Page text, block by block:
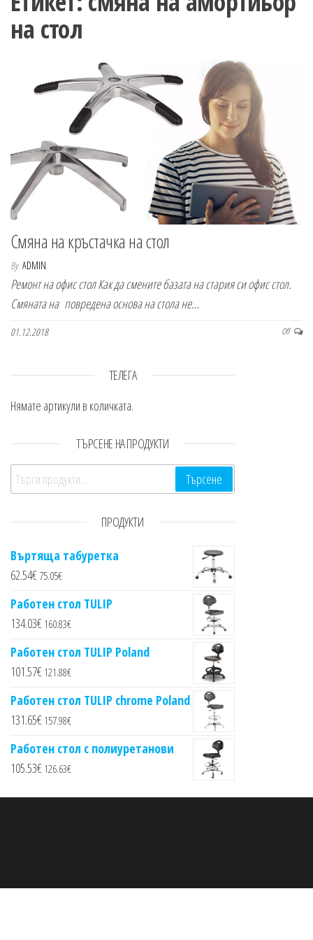
на стол
Смяна на кръстачка на стол
By ADMIN
Ремонт на офис стол Как да смените базата на стария си офис стол.
Смяната на повредена основа на стола не…
01.12.2018 Off
ТЕЛЕГА
Нямате артикули в количката.
ТЪРСЕНЕ НА ПРОДУКТИ
Търсене за:
Търсене
ПРОДУКТИ
Въртяща табуретка
62.54€ 75.05€
Работен стол TULIP
134.03€ 160.83€
Работен стол TULIP Poland
101.57€ 121.88€
Работен стол TULIP chrome Poland
131.65€ 157.98€
Работен стол с полиуретанови
105.53€ 126.63€